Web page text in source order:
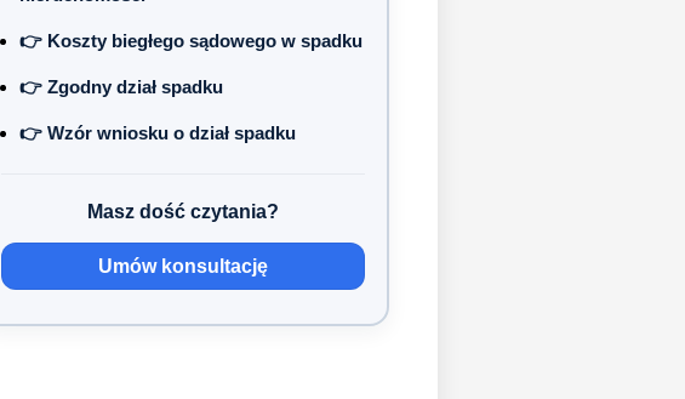
👉 Koszty biegłego sądowego w spadku
👉 Zgodny dział spadku
👉 Wzór wniosku o dział spadku
Masz dość czytania?
Umów konsultację